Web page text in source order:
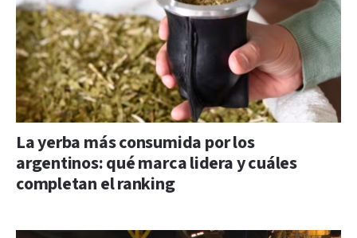
La yerba más consumida por los
argentinos: qué marca lidera y cuáles
completan el ranking